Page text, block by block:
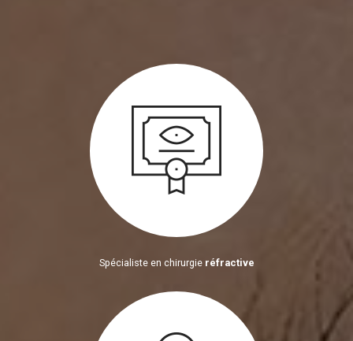
Spécialiste en chirurgie réfractive